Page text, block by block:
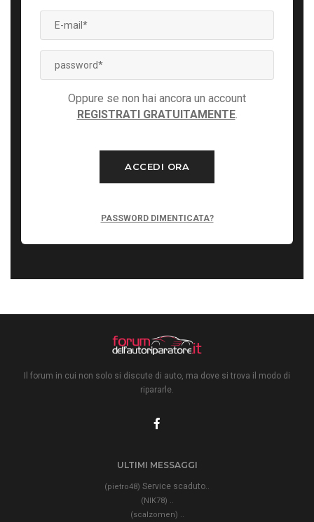
Oppure se non hai ancora un account
REGISTRATI GRATUITAMENTE.
ACCEDI ORA
PASSWORD DIMENTICATA?
Il forum in cui non solo si discute di auto, ma dove si trova il modo di
ripararle.
ULTIMI MESSAGGI
(pietro48) Service scaduto..
(NIK78)
(scalzomen)